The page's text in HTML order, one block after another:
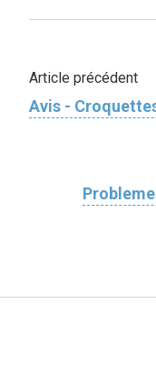
Article précédent
Avis -